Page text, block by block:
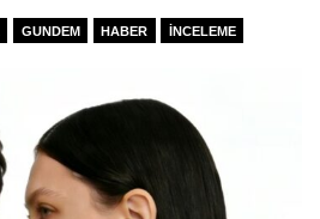
GUNDEM HABER İNCELEME